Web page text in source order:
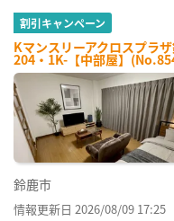
割引キャンペーン
Kマンスリーアクロスプラ
204・1K-【中部屋】
鈴鹿市
情報更新日 2026/08/09 17:25